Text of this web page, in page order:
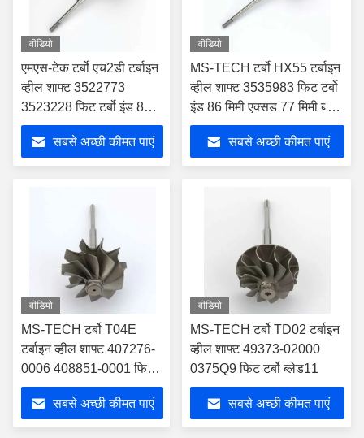
वीडियो
एमएस-टेक टर्बो एच2डी टर्बाइन
व्हील शाफ्ट 3522773
3523228 फिट टर्बो इंड 86
मिमी एक्सड 77 मिमी ब्लेड 11
सबसे अच्छी कीमत पाएं
वीडियो
MS-TECH टर्बो HX55 टर्बाइन
व्हील शाफ्ट 3535983 फिट टर्बो
इंड 86 मिमी एक्सड 77 मिमी ब्लेड
12
सबसे अच्छी कीमत पाएं
वीडियो
MS-TECH टर्बो T04E
टर्बाइन व्हील शाफ्ट 407276-
0006 408851-0001 फिट
टर्बोस इंड 74.17 मिमी एक्सड
65.8 मिमी ब्लेड10
सबसे अच्छी कीमत पाएं
वीडियो
MS-TECH टर्बो TD02 टर्बाइन
व्हील शाफ्ट 49373-02000
0375Q9 फिट टर्बो ब्लेड11
सबसे अच्छी कीमत पाएं